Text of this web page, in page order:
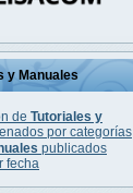
y Manuales
de Tutoriales y
por categorías
publicados
fecha